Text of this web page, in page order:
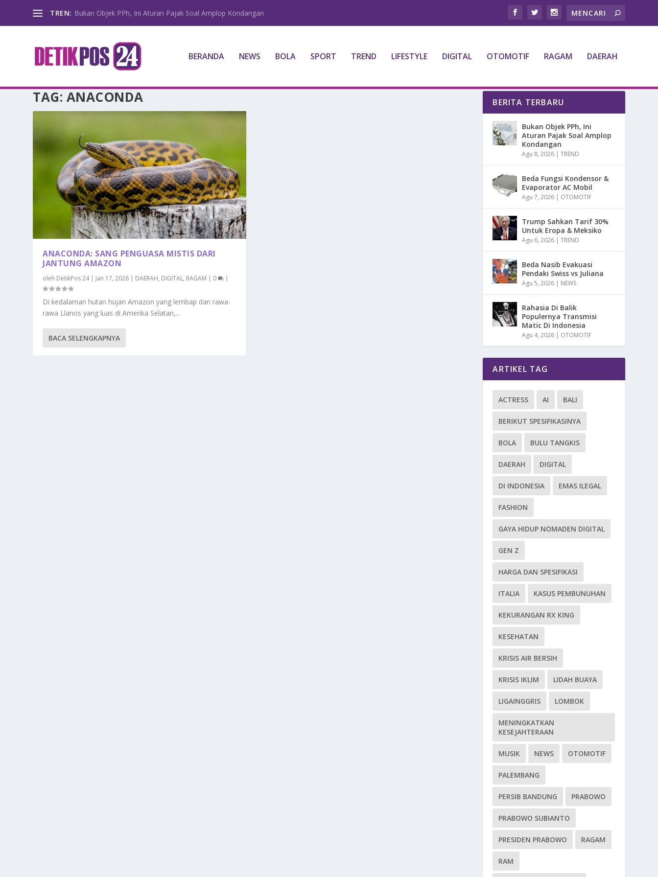
TREN: Bukan Objek PPh, Ini Aturan Pajak Soal Amplop Kondangan
BERANDA NEWS BOLA SPORT TREND LIFESTYLE DIGITAL OTOMOTIF RAGAM DAERAH
TAG: ANACONDA
ANACONDA: SANG PENGUASA MISTIS DARI
JANTUNG AMAZON
oleh DetikPos 24| Jan 17, 2026 | DAERAH, DIGITAL, RAGAM | 0 |
Di kedalaman hutan hujan Amazon yang lembap dan rawa-
rawa Llanos yang luas di Amerika Selatan,...
BACA SELENGKAPNYA
BERITA TERBARU
Bukan Objek PPh, Ini
Aturan Pajak Soal Amplop
Kondangan
Agu 8, 2026 |TREND
Beda Fungsi Kondensor &
Evaporator AC Mobil
Agu 7, 2026 | OTOMOTIF
Trump Sahkan Tarif 30%
Untuk Eropa & Meksiko
Agu 6, 2026 |TREND
Beda Nasib Evakuasi
Pendaki Swiss vs Juliana
Agu 5, 2026 | NEWS
Rahasia Di Balik
Populernya Transmisi
Matic Di Indonesia
Agu 4, 2026 | OTOMOTIF
ARTIKEL TAG
ACTRESS AI BALI
BERIKUT SPESIFIKASINYA
BOLA BULU TANGKIS
DAERAH DIGITAL
DI INDONESIA EMAS ILEGAL
FASHION
GAYA HIDUP NOMADEN DIGITAL
GEN Z
HARGA DAN SPESIFIKASI
ITALIA KASUS PEMBUNUHAN
KEKURANGAN RX KING
KESEHATAN
KRISIS AIR BERSIH
KRISIS IKLIM LIDAH BUAYA
LIGAINGGRIS LOMBOK
MENINGKATKAN
KESEJAHTERAAN
MUSIK NEWS OTOMOTIF
PALEMBANG
PERSIB BANDUNG PRABOWO
PRABOWO SUBIANTO
PRESIDEN PRABOWO RAGAM
RAM